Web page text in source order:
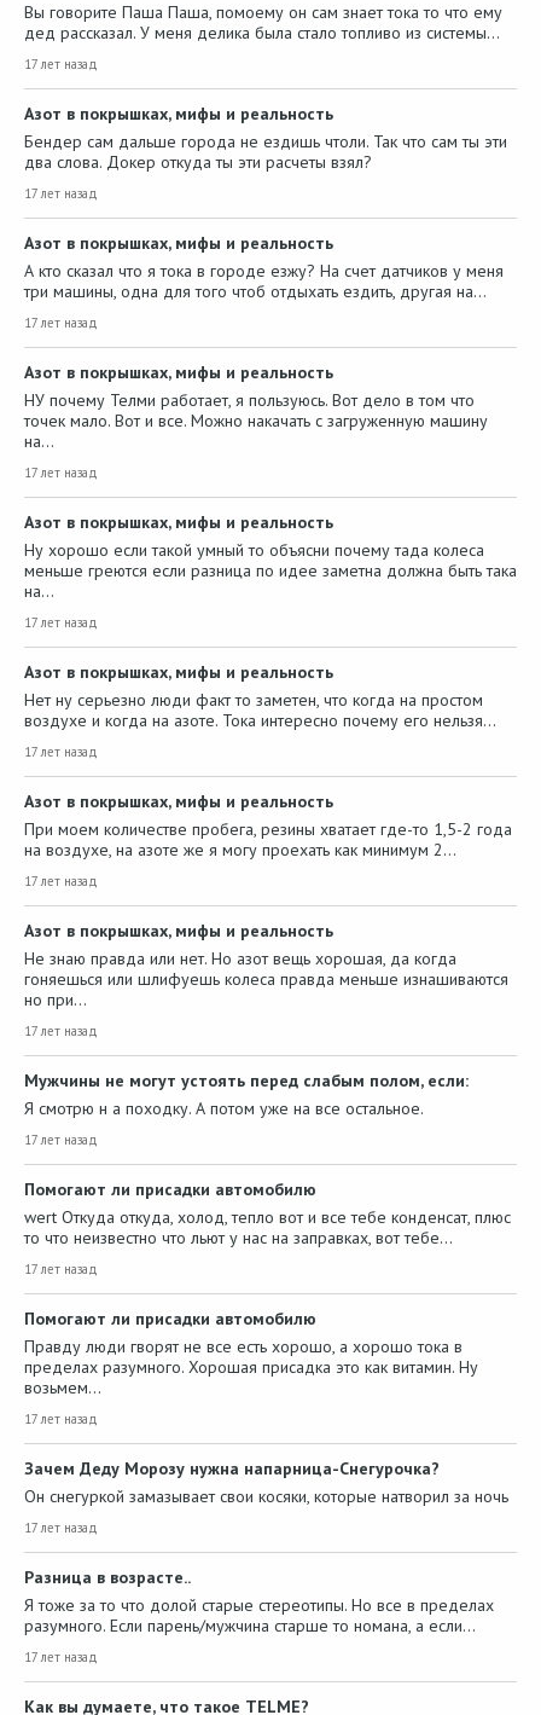
Вы говорите Паша Паша, помоему он сам знает тока то что ему
дед рассказал. У меня делика была стало топливо из системы…
17 лет назад
Азот в покрышках, мифы и реальность
Бендер сам дальше города не ездишь чтоли. Так что сам ты эти
два слова. Докер откуда ты эти расчеты взял?
17 лет назад
Азот в покрышках, мифы и реальность
А кто сказал что я тока в городе езжу? На счет датчиков у меня
три машины, одна для того чтоб отдыхать ездить, другая на…
17 лет назад
Азот в покрышках, мифы и реальность
НУ почему Телми работает, я пользуюсь. Вот дело в том что
точек мало. Вот и все. Можно накачать с загруженную машину
на…
17 лет назад
Азот в покрышках, мифы и реальность
Ну хорошо если такой умный то объясни почему тада колеса
меньше греются если разница по идее заметна должна быть така
на…
17 лет назад
Азот в покрышках, мифы и реальность
Нет ну серьезно люди факт то заметен, что когда на простом
воздухе и когда на азоте. Тока интересно почему его нельзя…
17 лет назад
Азот в покрышках, мифы и реальность
При моем количестве пробега, резины хватает где-то 1,5-2 года
на воздухе, на азоте же я могу проехать как минимум 2…
17 лет назад
Азот в покрышках, мифы и реальность
Не знаю правда или нет. Но азот вещь хорошая, да когда
гоняешься или шлифуешь колеса правда меньше изнашиваются
но при…
17 лет назад
Мужчины не могут устоять перед слабым полом, если:
Я смотрю н а походку. А потом уже на все остальное.
17 лет назад
Помогают ли присадки автомобилю
wert Откуда откуда, холод, тепло вот и все тебе конденсат, плюс
то что неизвестно что льют у нас на заправках, вот тебе…
17 лет назад
Помогают ли присадки автомобилю
Правду люди гворят не все есть хорошо, а хорошо тока в
пределах разумного. Хорошая присадка это как витамин. Ну
возьмем…
17 лет назад
Зачем Деду Морозу нужна напарница-Снегурочка?
Он снегуркой замазывает свои косяки, которые натворил за ночь
17 лет назад
Разница в возрасте..
Я тоже за то что долой старые стереотипы. Но все в пределах
разумного. Если парень/мужчина старше то номана, а если…
17 лет назад
Как вы думаете, что такое TELME?